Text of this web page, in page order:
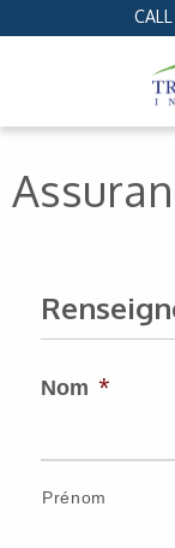
Nom *
Prénom